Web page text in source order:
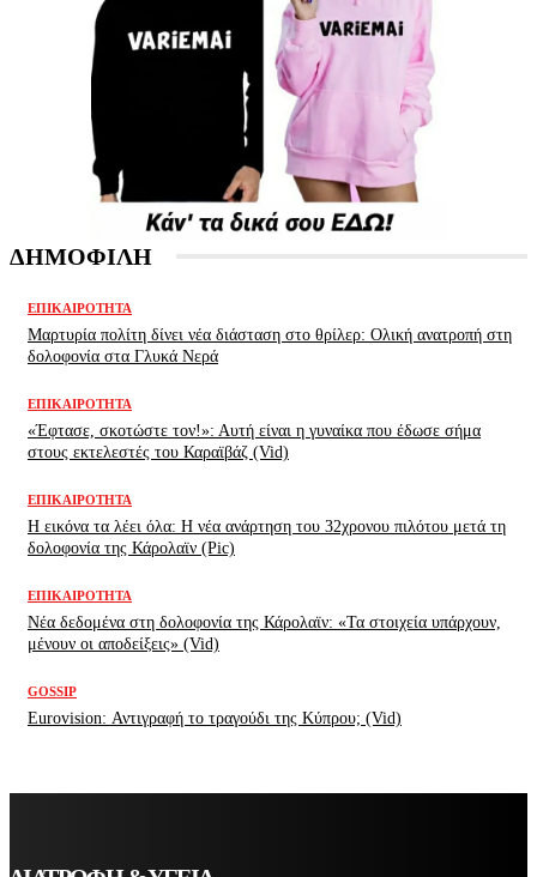
ΔΗΜΟΦΙΛΗ
ΕΠΙΚΑΙΡΌΤΗΤΑ
Μαρτυρία πολίτη δίνει νέα διάσταση στο θρίλερ: Ολική ανατροπή στη
δολοφονία στα Γλυκά Νερά
ΕΠΙΚΑΙΡΌΤΗΤΑ
«Έφτασε, σκοτώστε τον!»: Αυτή είναι η γυναίκα που έδωσε σήμα
στους εκτελεστές του Καραϊβάζ (Vid)
ΕΠΙΚΑΙΡΌΤΗΤΑ
H εικόνα τα λέει όλα: H νέα ανάρτηση του 32χρονου πιλότου μετά τη
δολοφονία της Κάρολαϊν (Pic)
ΕΠΙΚΑΙΡΌΤΗΤΑ
Νέα δεδομένα στη δολοφονία της Κάρολαϊν: «Τα στοιχεία υπάρχουν,
μένουν οι αποδείξεις» (Vid)
GOSSIP
Eurovision: Αντιγραφή το τραγούδι της Κύπρου; (Vid)